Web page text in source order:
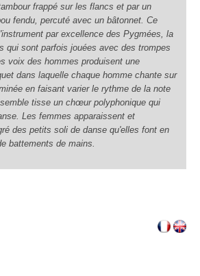
frappé sur les flancs et par un
fendu, percuté avec un bâtonnet. Ce
par excellence des Pygmées, la
qui sont parfois jouées avec des trompes
voix des hommes produisent une
dans laquelle chaque homme chante sur
en faisant varier le rythme de la note
tisse un chœur polyphonique qui
Les femmes apparaissent et
des petits soli de danse qu'elles font en
battements de mains.